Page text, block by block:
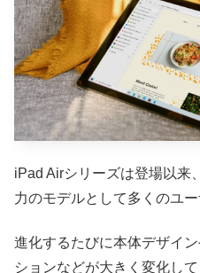
iPad Airシリーズは登場以来
力のモデルとして多くのユ
進化するたびに本体デザイ
ションなどが大きく変化して